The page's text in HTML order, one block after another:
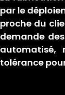
par le
proche du
demande
automatisé,
tolérance